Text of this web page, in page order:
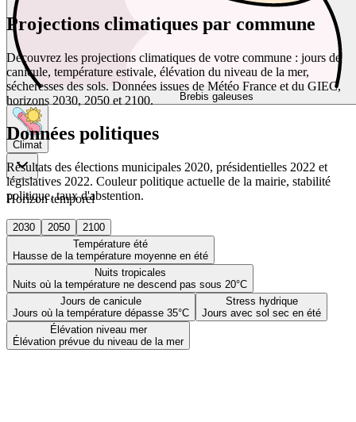
Brebis galeuses
Climat
Horizon temporel
2030 2050
2100
Température été
Hausse de la température moyenne en été
Nuits tropicales
Nuits où la température ne descend pas sous 20°C
Jours de canicule
Jours où la température dépasse 35°C
Stress hydrique
Jours avec sol sec en été
Élévation niveau mer
Élévation prévue du niveau de la mer
Projections climatiques par commune
Découvrez les projections climatiques de votre commune : jours de
canicule, température estivale, élévation du niveau de la mer,
sécheresses des sols. Données issues de Météo France et du GIEC,
horizons 2030, 2050 et 2100.
Données politiques
Résultats des élections municipales 2020, présidentielles 2022 et
législatives 2022. Couleur politique actuelle de la mairie, stabilité
politique, taux d'abstention.